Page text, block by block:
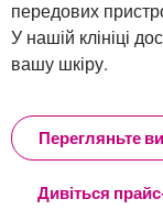
передових
У нашій клініці
вашу шкіру.
Перегляньте
Дивіться